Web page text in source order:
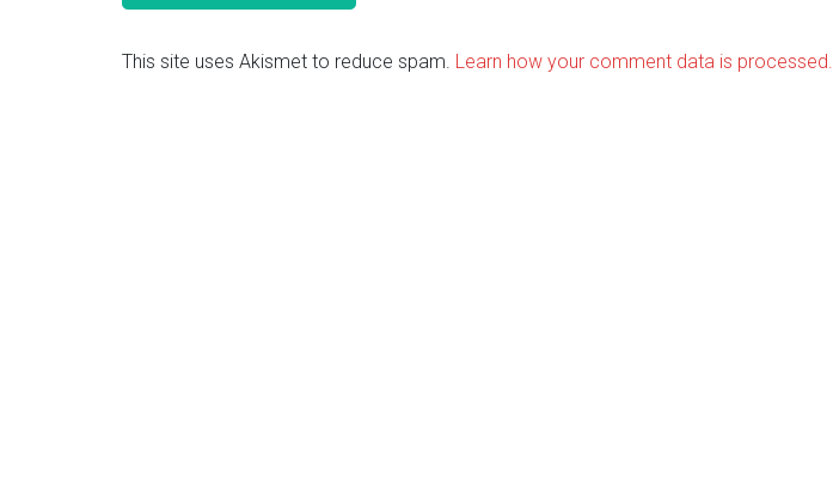
This site uses Akismet to reduce spam. Learn how your comment data is processed.